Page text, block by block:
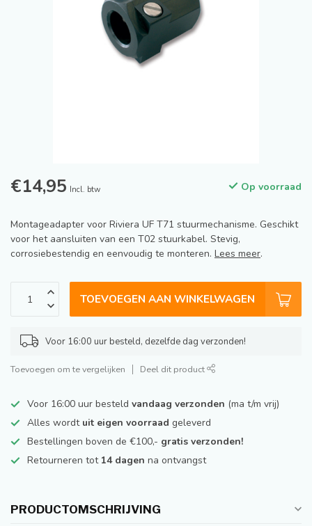
€14,95 Incl. btw Op voorraad
Montageadapter voor Riviera UF T71 stuurmechanisme. Geschikt
voor het aansluiten van een T02 stuurkabel. Stevig,
corrosiebestendig en eenvoudig te monteren. Lees meer.
TOEVOEGEN AAN WINKELWAGEN
Voor 16:00 uur besteld, dezelfde dag verzonden!
Toevoegen om te vergelijken Deel dit product
Voor 16:00 uur besteld vandaag verzonden (ma t/m vrij)
Alles wordt uit eigen voorraad geleverd
Bestellingen boven de €100,- gratis verzonden!
Retourneren tot 14 dagen na ontvangst
PRODUCTOMSCHRIJVING